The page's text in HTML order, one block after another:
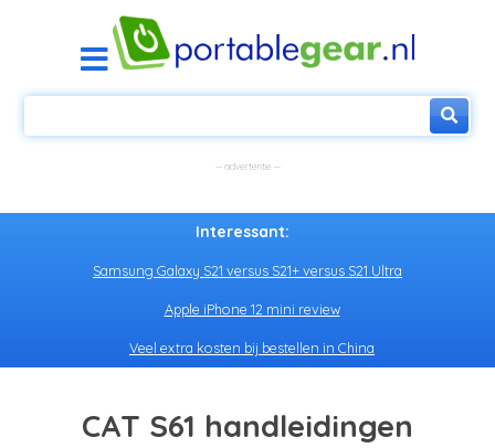
Interessant:
Samsung Galaxy S21 versus S21+ versus S21 Ultra
Apple iPhone 12 mini review
Veel extra kosten bij bestellen in China
CAT S61 handleidingen